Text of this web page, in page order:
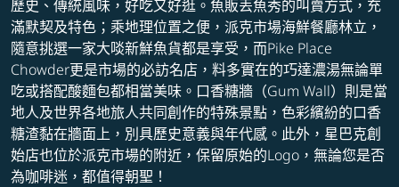
歷史、傳統風味，好吃又好逛。魚販丟魚秀的叫賣方式，充
滿默契及特色；乘地理位置之便，派克市場海鮮餐廳林立，
隨意挑選一家大啖新鮮魚貨都是享受，而Pike Place
Chowder更是市場的必訪名店，料多實在的巧達濃湯無論單
吃或搭配酸麵包都相當美味。口香糖牆（Gum Wall）則是當
地人及世界各地旅人共同創作的特殊景點，色彩繽紛的口香
糖渣黏在牆面上，別具歷史意義與年代感。此外，星巴克創
始店也位於派克市場的附近，保留原始的Logo，無論您是否
為咖啡迷，都值得朝聖！